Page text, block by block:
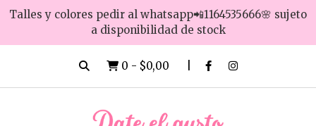
Talles y colores pedir al whatsapp📲1164535666🌸 sujeto
a disponibilidad de stock
0 - $0,00